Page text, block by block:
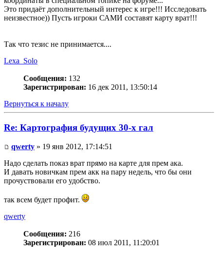
Это придаёт дополнительный интерес к игре!!! Исследовать
неизвестное)) Пусть игроки САМИ составят карту врат!!!
Так что тезис не принимается....
Lexa_Solo
Сообщения: 132
Зарегистрирован: 16 дек 2011, 13:50:14
Вернуться к началу
Re: Картография будущих 30-х гал
qwerty » 19 янв 2012, 17:14:51
Надо сделать показ врат прямо на карте для прем ака.
И давать новичкам прем акк на пару недель, что бы они
прочуствовали его удобство.
так всем будет профит.
qwerty
Сообщения: 216
Зарегистрирован: 08 июл 2011, 11:20:01